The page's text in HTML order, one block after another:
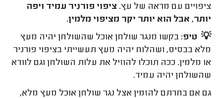
ציפויים עם מראה של עץ. ציפוי פורניר עמיד ויפה
יותר, אבל הוא יותר יקר מציפוי מלמין.
💡 טיפ: בקשו מנגר שולחן אוכל שהשולחן יהיה מעץ
מלא בבסיס, ושהלוח יהיה מעץ תעשייתי בציפוי פורניר
או מלמין. ככה תוכלו להוזיל את עלות השולחן וגם לוודא
שהשולחן יהיה עמיד.
גם אם בחרתם להזמין אצל נגר שולחן אוכל מעץ מלא,